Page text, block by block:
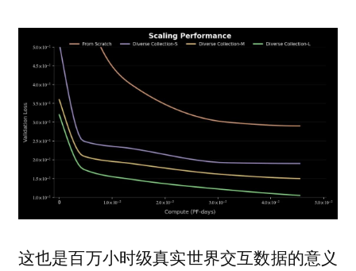
这也是百万小时级真实世界交互数据的意义